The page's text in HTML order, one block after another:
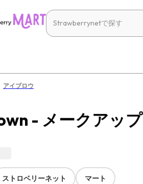
アイブロウ
- メークアップ
ストロベリーネット マート